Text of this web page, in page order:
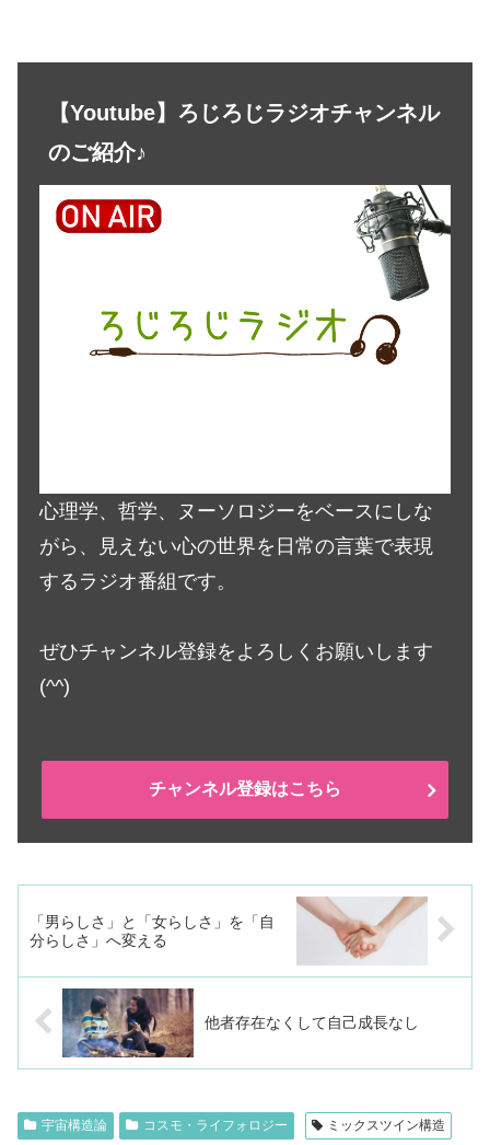
【Youtube】ろじろじラジオチャンネル
のご紹介♪
心理学、哲学、ヌーソロジーをベースにしな
がら、見えない心の世界を日常の言葉で表現
するラジオ番組です。
ぜひチャンネル登録をよろしくお願いします
(^^)
チャンネル登録はこちら
「男らしさ」と「女らしさ」を「自
分らしさ」へ変える
他者存在なくして自己成長なし
宇宙構造論 コスモ・ライフォロジー ミックスツイン構造